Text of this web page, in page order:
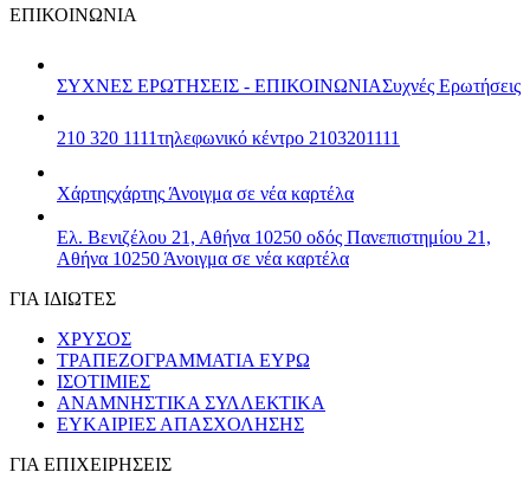
ΕΠΙΚΟΙΝΩΝΙΑ
ΣΥΧΝΕΣ ΕΡΩΤΗΣΕΙΣ - ΕΠΙΚΟΙΝΩΝΙΑΣυχνές Ερωτήσεις
210 320 1111τηλεφωνικό κέντρο 2103201111
Χάρτηςχάρτης Άνοιγμα σε νέα καρτέλα
Ελ. Βενιζέλου 21, Αθήνα 10250 οδός Πανεπιστημίου 21,
Αθήνα 10250 Άνοιγμα σε νέα καρτέλα
ΓΙΑ ΙΔΙΩΤΕΣ
ΧΡΥΣΟΣ
ΤΡΑΠΕΖΟΓΡΑΜΜΑΤΙΑ ΕΥΡΩ
ΙΣΟΤΙΜΙΕΣ
ΑΝΑΜΝΗΣΤΙΚΑ ΣΥΛΛΕΚΤΙΚΑ
ΕΥΚΑΙΡΙΕΣ ΑΠΑΣΧΟΛΗΣΗΣ
ΓΙΑ ΕΠΙΧΕΙΡΗΣΕΙΣ